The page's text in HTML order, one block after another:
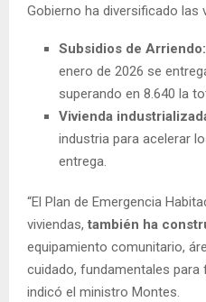
Gobierno ha diversificado las
Subsidios de Arriendo:
enero de 2026 se
superando en 8.640 la
Vivienda
industria para acelerar
entrega.
“El Plan de Emergencia
viviendas, también ha
equipamiento comunitario,
cuidado, fundamentales para
indicó el ministro Montes.